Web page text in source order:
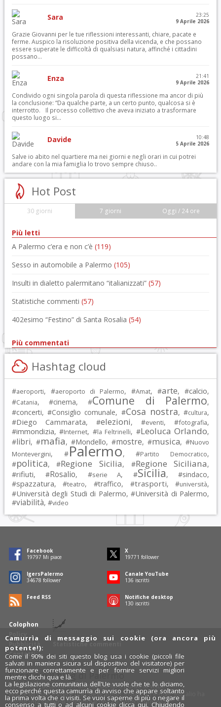
Sara
23:25
9 Aprile 2026
Grazie Giovanni per le tue riflessioni interessanti, chiare, pacate e
ferme. Auspico la risoluzione positiva della vicenda, e che possano
essere superate le difficoltà di qualsiasi natura, affinché i cittadini
possano...
Enza
21:41
9 Aprile 2026
Condivido ogni singola parola di questa riflessione ma ancor di più
la conclusione: “Da qualche parte, a un certo punto, qualcosa si è
interrotto. Il processo collettivo che aveva iniziato a trasformare
questo luogo si...
Davide
10:48
5 Aprile 2026
Salve io abito nel quartiere ma nei giorni e negli orari in cui potrei
andare con la mia famiglia lo trovo sempre chiuso..
Hot Post
30 giorni 7 giorni Oggi / 24 ore
Più letti
A Palermo c’era e non c’è (119)
Sesso in automobile a Palermo (105)
Insulti in dialetto palermitano “italianizzati” (57)
Statistiche commenti (57)
402esimo “Festino” di Santa Rosalia (54)
Più commentati
Hashtag cloud
#aeroporti, #aeroporto di Palermo, #Amat, #arte, #calcio,
#Catania, #cinema, #Comune di Palermo,
#concerti, #Consiglio comunale, #Cosa nostra, #cultura,
#Diego Cammarata, #elezioni, #eventi, #fotografia,
#immondizia, #Internet, #la Feltrinelli, #Leoluca Orlando,
#libri, #mafia, #Mondello, #mostre, #musica, #Nuovo
Montevergini, #Palermo, #Partito Democratico,
#politica, #Regione Sicilia, #Regione Siciliana,
#rifiuti, #Rosalio, #serie A, #Sicilia, #sindaco,
#spazzatura, #teatro, #traffico, #trasporti, #università,
#Università degli Studi di Palermo, #Università di Palermo,
#viabilità, #video
Colophon
Policy
Pubblicità
Contatti
Statistiche commenti
Facebook
19797 Mi piace
X
19771 follower
IgersPalermo
34678 follower
Canale YouTube
136 iscritti
Feed RSS
Notifiche desktop
130 iscritti
Rosalio è il blog di Palermo
754 autoriraccontano Palermo dal loro punto di vista.
Anche tu puoi essere uno degli autori: inviaci un' e-mail. Rosalio ha
anche una sezionefotobloge una sezionevideoblog.
Camurrìa di messaggio sui cookie (ora ancora più
potente!):
Come il 90% dei siti questo blog usa i cookie (piccoli file
salvati in maniera sicura sul dispositivo del visitatore) per
funzionare correttamente e per fornire servizi migliori
mentre clicchi qua e là.
La legislazione comunitaria dell'Ue vuole che te lo diciamo,
ecco perché questa camurrìa di avviso che appare soltanto
la prima volta che ci visiti. Se vuoi saperne di più o negare il
consenso a tutti o ad alcuni cookie clicca qui. Chiudendo